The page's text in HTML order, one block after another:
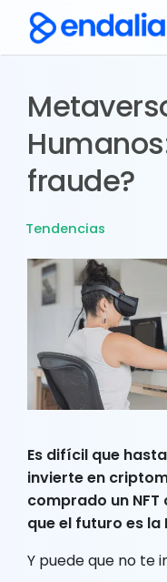
fraude?
Tendencias
Es difícil que
invierte en
comprado un
que el futuro es la
Y puede que no te